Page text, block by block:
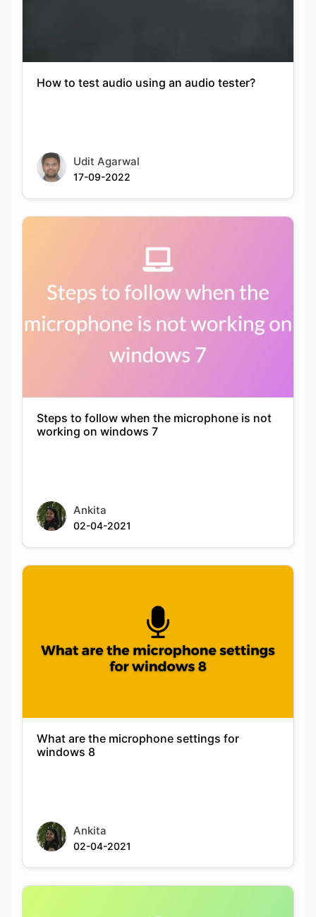
How to test audio using an audio tester?
Udit Agarwal
17-09-2022
Steps to follow when the microphone is not
working on windows 7
Ankita
02-04-2021
What are the microphone settings for
windows 8
Ankita
02-04-2021